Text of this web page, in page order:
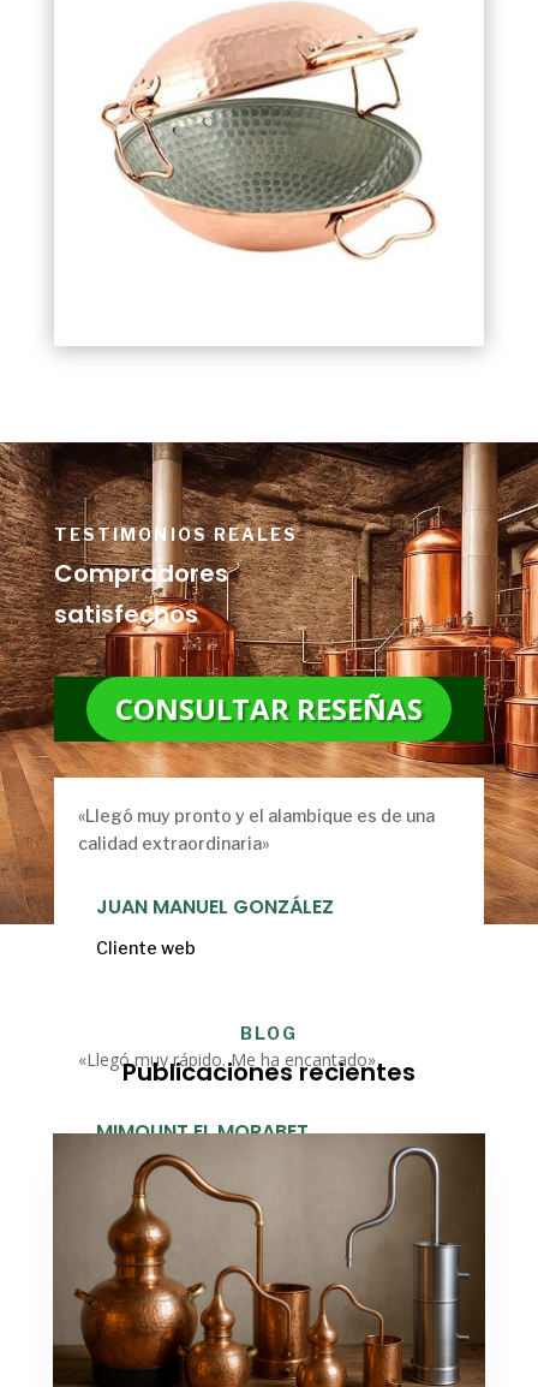
TESTIMONIOS REALES
Compradores
satisfechos
CONSULTAR RESEÑAS
«Llegó muy pronto y el alambique es de una
calidad extraordinaria»
JUAN MANUEL GONZÁLEZ
Cliente web
«Llegó muy rápido. Me ha encantado»
MIMOUNT EL MORABET
Ciente web
BLOG
Publicaciones recientes